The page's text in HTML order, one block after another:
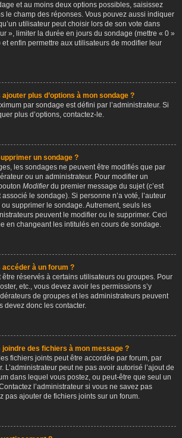
et au moins deux options possibles, saisissez
le champ des réponses. Vous pouvez aussi indiquer
utilisateur peut choisir lors de son vote dans
», limiter la durée en jours du sondage (mettre « 0 »
enfin permettre aux utilisateurs de modifier leur
plus d’options à mon sondage ?
par sondage est défini par l’administrateur. Si
plus d’options, contactez-le.
un sondage ?
les sondages ne peuvent être modifiés que par
ou un administrateur. Pour modifier un
Modifierdu premier message du sujet (c’est
le sondage). Si personne n’a voté, l’auteur
supprimer le sondage. Autrement, seuls les
peuvent le modifier ou le supprimer. Ceci
en changeant les intitulés en cours de sondage.
accéder à un forum ?
réservés à certains utilisateurs ou groupes. Pour
etc., vous devez avoir les permissions s’y
de groupes et les administrateurs peuvent
devez donc les contacter.
joindre des fichiers à mon message ?
fichiers joints peut être accordée par forum, par
L’administrateur peut ne pas avoir autorisé l’ajout de
dans lequel vous postez, ou peut-être que seul un
l’administrateur si vous ne savez pas
pas ajouter de fichiers joints sur un forum.